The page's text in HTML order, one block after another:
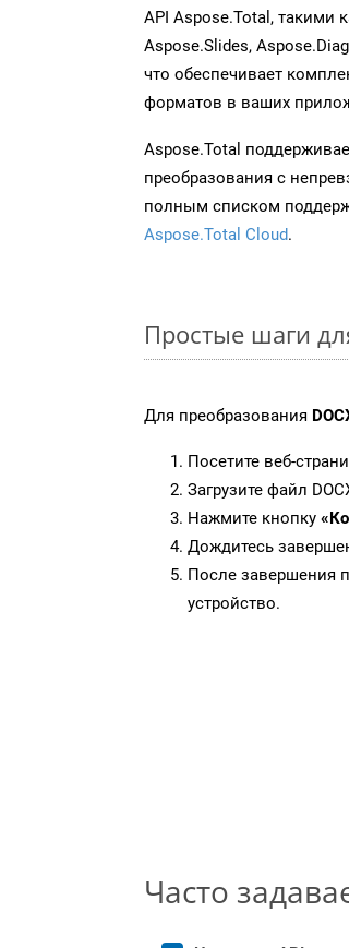
API Aspose.Total, такими
Aspose.Slides,
что обеспечивает
форматов в ваших
Aspose.Total
преобразования с
полным списком
Aspose.Total Cloud.
Простые шаги
Для преобразования
Посетите веб-
Загрузите файл
Нажмите кнопку
Дождитесь
После завершения
устройство.
Часто